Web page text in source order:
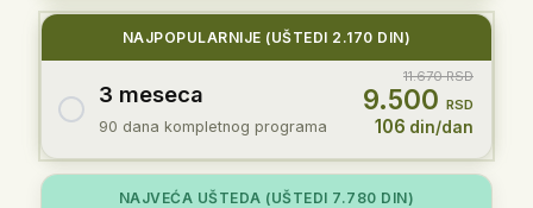
NAJPOPULARNIJE (UŠTEDI 2.170 DIN)
3 meseca
90 dana kompletnog programa
11.670 RSD
9.500 RSD
106 din/dan
NAJVEĆA UŠTEDA (UŠTEDI 7.780 DIN)